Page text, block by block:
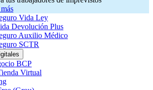
Vida Ley
Devolución Plus
Auxilio Médico
SCTR
BCP
Virtual